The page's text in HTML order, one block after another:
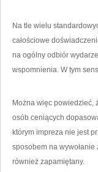
Na tle wielu
całościowe
na ogólny odbiór
wspomnienia. W tym
Można więc powiedzieć,
osób ceniących
którym impreza nie jest
sposobem na
również zapamiętany.